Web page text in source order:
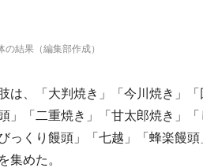
の結果（編集部作成）
は、「大判焼き」「今川焼き」
」「二重焼き」「甘太郎焼き」
っくり饅頭」「七越」「蜂楽饅
集めた。